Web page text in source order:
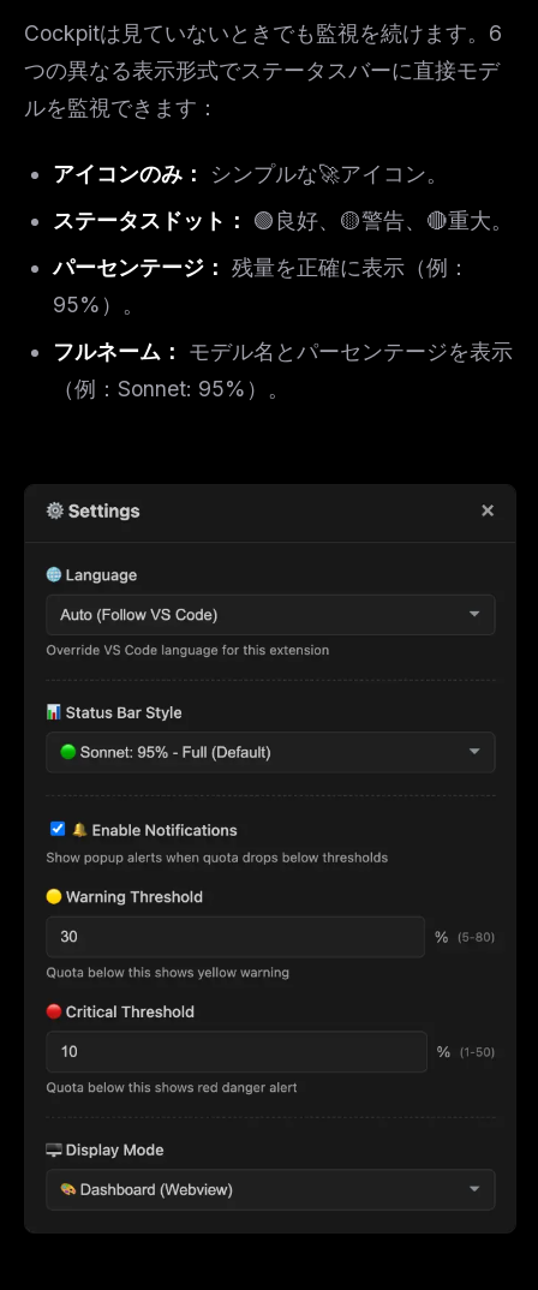
Cockpitは見ていないときでも監視を続けます。6
つの異なる表示形式でステータスバーに直接モデ
ルを監視できます：
アイコンのみ：
シンプルな🚀アイコン。
ステータスドット：
🟢良好、🟡警告、🔴重大。
パーセンテージ： 残量を正確に表示（例：
95%）。
フルネーム：
モデル名とパーセンテージを表示
（例：Sonnet: 95%）。